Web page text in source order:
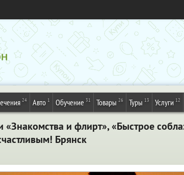
24 Авто 1 Обучение 31 Товары 26 Туры 13 Услуги 12
«Знакомства и флирт», «Быстрое
Брянск